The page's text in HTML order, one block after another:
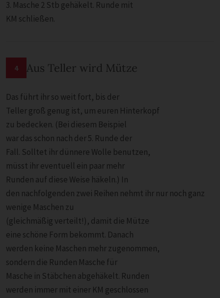
3. Masche 2 Stb gehäkelt. Runde mit
KM schließen.
4 Aus Teller wird Mütze
Das führt ihr so weit fort, bis der
Teller groß genug ist, um euren Hinterkopf
zu bedecken. (Bei diesem Beispiel
war das schon nach der 5. Runde der
Fall. Solltet ihr dünnere Wolle benutzen,
müsst ihr eventuell ein paar mehr
Runden auf diese Weise häkeln.) In
den nachfolgenden zwei Reihen nehmt ihr nur noch ganz
wenige Maschen zu
(gleichmäßig verteilt!), damit die Mütze
eine schöne Form bekommt. Danach
werden keine Maschen mehr zugenommen,
sondern die Runden Masche für
Masche in Stäbchen abgehäkelt. Runden
werden immer mit einer KM geschlossen